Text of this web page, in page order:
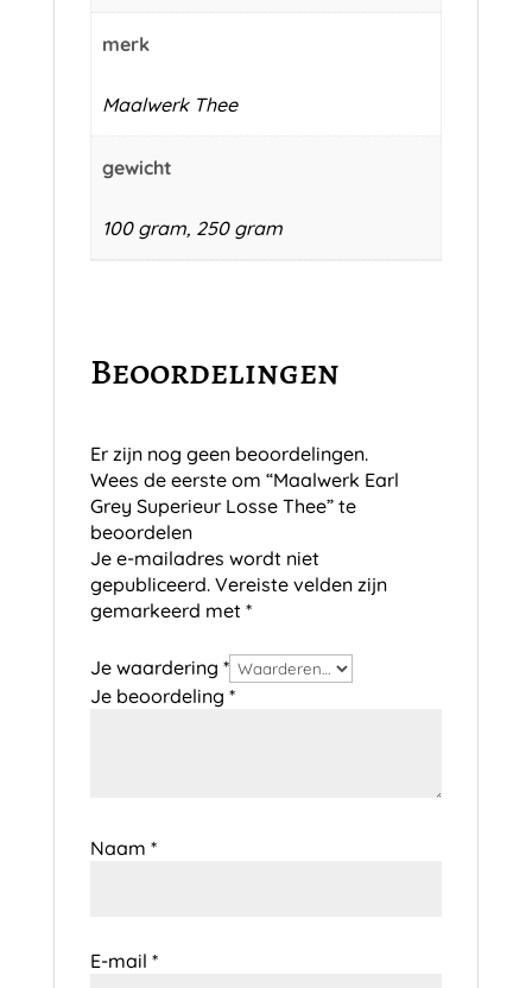
merk
Maalwerk Thee
gewicht
100 gram, 250 gram
Beoordelingen
Er zijn nog geen beoordelingen.
Wees de eerste om “Maalwerk Earl
Grey Superieur Losse Thee” te
beoordelen
Je e-mailadres wordt niet
gepubliceerd. Vereiste velden zijn
gemarkeerd met *
Je waardering *
Je beoordeling *
Naam *
E-mail *